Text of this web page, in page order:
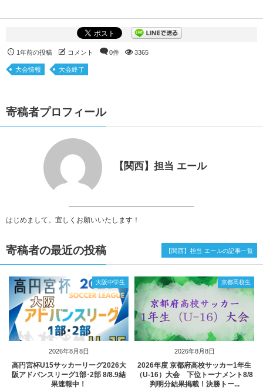
1年前の投稿 コメント 0件 3365
大会情報 大会終了
寄稿者プロフィール
【関西】担当 エール
はじめまして。宜しくお願いいたします！
寄稿者の最近の投稿
2026年8月8日
大阪中学生
高円宮杯U15サッカーリーグ2026大
阪アドバンスリーグ1部･2部 8/8.9結
果速報中！
2026年8月8日
京都高校生
2026年度 京都府高校サッカー1年生
（U-16）大会 下位トーナメント8/8
判明分結果掲載！決勝トー...
【関西】担当 エールの記事一覧